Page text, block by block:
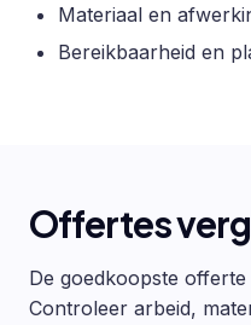
Materiaal en
Bereikbaarheid en
Offertes
De goedkoopste
Controleer arbeid,